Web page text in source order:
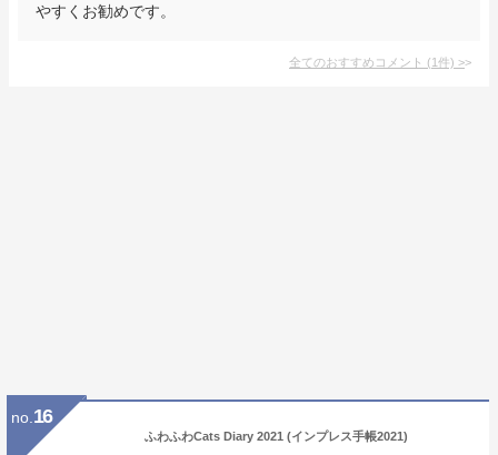
やすくお勧めです。
全てのおすすめコメント (1件) >
no. 16
ふわふわCats Diary 2021 (インプレス手帳2021)